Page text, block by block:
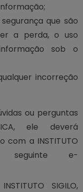
que são
a perda, o uso
sob o
incorreção
ou perguntas
ele deverá
a INSTITUTO
seguinte e-
SIGILO,